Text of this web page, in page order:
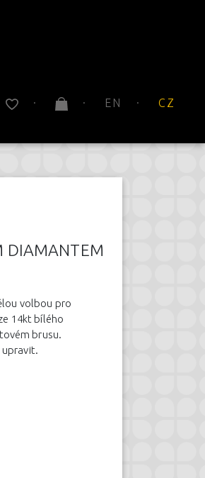
EN CZ
DIAMANTEM
volbou pro
14kt bílého
brusu.